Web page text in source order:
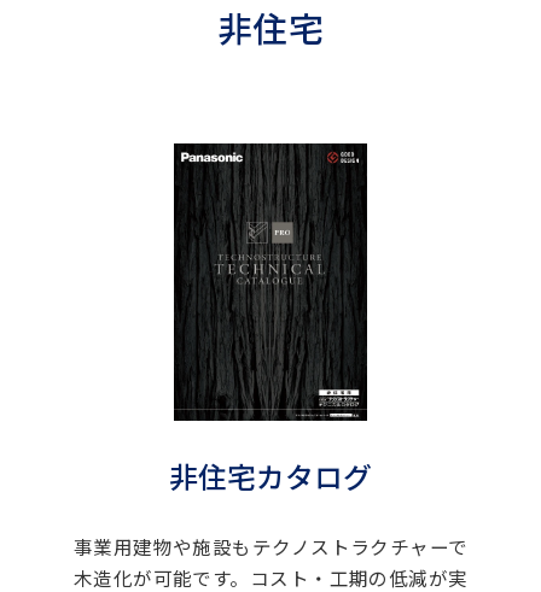
非住宅
非住宅カタログ
事業用建物や施設もテクノストラクチャーで
木造化が可能です。コスト・工期の低減が実